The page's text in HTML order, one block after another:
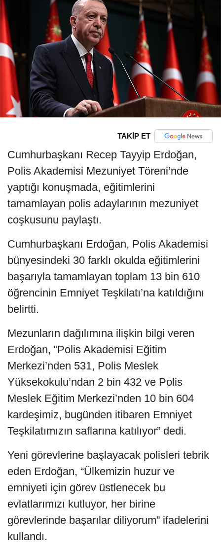
TAKİP ET
Cumhurbaşkanı Recep Tayyip Erdoğan,
Polis Akademisi Mezuniyet Töreni’nde
yaptığı konuşmada, eğitimlerini
tamamlayan polis adaylarının mezuniyet
coşkusunu paylaştı.
Cumhurbaşkanı Erdoğan, Polis Akademisi
bünyesindeki 30 farklı okulda eğitimlerini
başarıyla tamamlayan toplam 13 bin 610
öğrencinin Emniyet Teşkilatı’na katıldığını
belirtti.
Mezunların dağılımına ilişkin bilgi veren
Erdoğan, “Polis Akademisi Eğitim
Merkezi’nden 531, Polis Meslek
Yüksekokulu’ndan 2 bin 432 ve Polis
Meslek Eğitim Merkezi’nden 10 bin 604
kardeşimiz, bugünden itibaren Emniyet
Teşkilatımızın saflarına katılıyor” dedi.
Yeni görevlerine başlayacak polisleri tebrik
eden Erdoğan, “Ülkemizin huzur ve
emniyeti için görev üstlenecek bu
evlatlarımızı kutluyor, her birine
görevlerinde başarılar diliyorum” ifadelerini
kullandı.